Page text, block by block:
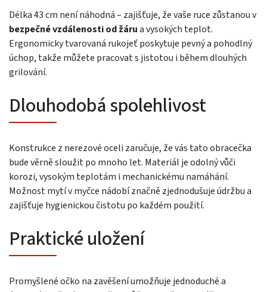
Délka 43 cm není náhodná – zajišťuje, že vaše ruce zůstanou v
bezpečné vzdálenosti od žárua vysokých teplot.
Ergonomicky tvarovaná rukojeť poskytuje pevný a pohodlný
úchop, takže můžete pracovat s jistotou i během dlouhých
grilování.
Dlouhodobá spolehlivost
Konstrukce z nerezové oceli zaručuje, že vás tato obracečka
bude věrně sloužit po mnoho let. Materiál je odolný vůči
korozi, vysokým teplotám i mechanickému namáhání.
Možnost mytí v myčce nádobí značně zjednodušuje údržbu a
zajišťuje hygienickou čistotu po každém použití.
Praktické uložení
Promyšlené očko na zavěšení umožňuje jednoduché a